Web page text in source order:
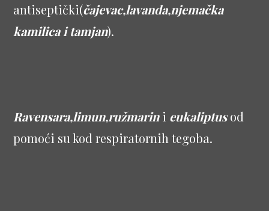
antiseptički(čajevac,lavanda,njemačka
kamilica i tamjan).
Ravensara,limun,ružmarini eukaliptusod
pomoći su kod respiratornih tegoba.